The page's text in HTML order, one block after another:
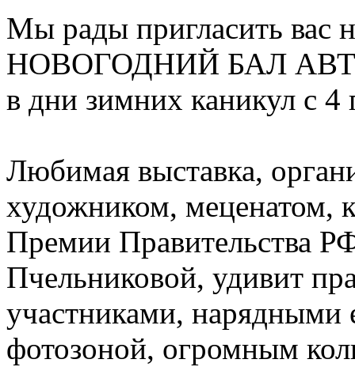
Мы рады пригласить
НОВОГОДНИЙ БАЛ
в дни зимних каникул с 4
Любимая выставка,
художником, меценатом,
Премии Правительства
Пчельниковой, удивит
участниками,
фотозоной, огромным